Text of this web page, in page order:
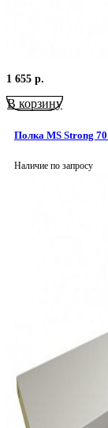
1 655 р.
В корзину
Полка MS Strong
Наличие по запросу